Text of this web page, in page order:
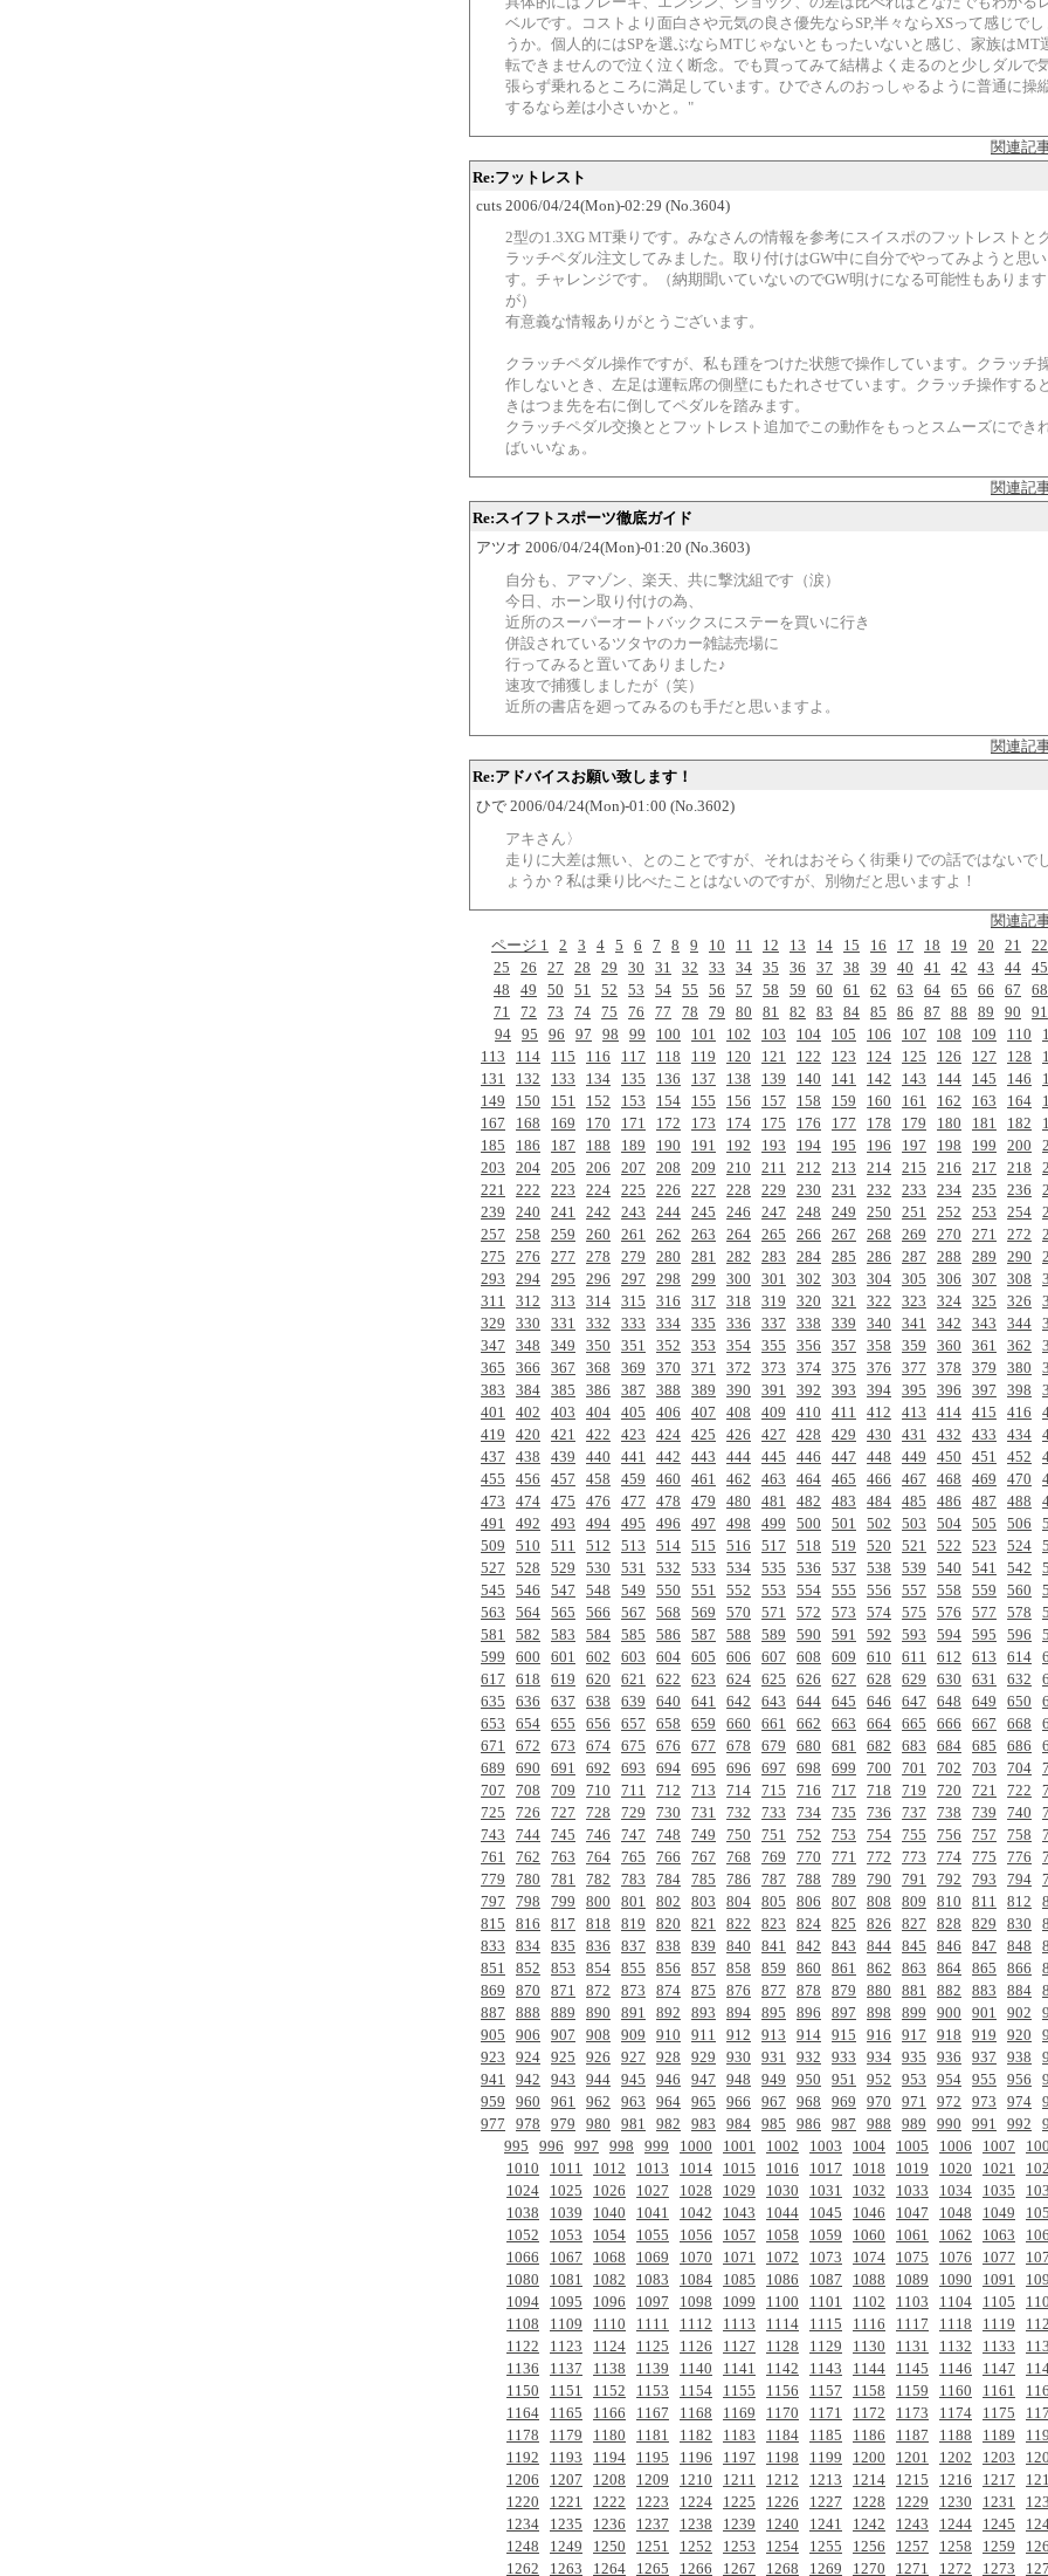
ベルです。コストより面白さや元気の良さ優先ならSP,半々ならXSって感じでし
うか。個人的にはSPを選ぶならMTじゃないともったいないと感じ、家族はMT
転できませんので泣く泣く断念。でも買ってみて結構よく走るのと少しダルで
張らず乗れるところに満足しています。ひでさんのおっしゃるように普通に操
するなら差は小さいかと。"
関連記
Re:フットレスト
cuts 2006/04/24(Mon)-02:29 (No.3604)
2型の1.3XG MT乗りです。みなさんの情報を参考にスイスポのフットレストと
ラッチペダル注文してみました。取り付けはGW中に自分でやってみようと思い
す。チャレンジです。（納期聞いていないのでGW明けになる可能性もあります
が）
有意義な情報ありがとうございます。
クラッチペダル操作ですが、私も踵をつけた状態で操作しています。クラッチ
作しないとき、左足は運転席の側壁にもたれさせています。クラッチ操作すると
きはつま先を右に倒してペダルを踏みます。
クラッチペダル交換ととフットレスト追加でこの動作をもっとスムーズにでき
ばいいなぁ。
関連記
Re:スイフトスポーツ徹底ガイド
アツオ 2006/04/24(Mon)-01:20 (No.3603)
自分も、アマゾン、楽天、共に撃沈組です（涙）
今日、ホーン取り付けの為、
近所のスーパーオートバックスにステーを買いに行き
併設されているツタヤのカー雑誌売場に
行ってみると置いてありました♪
速攻で捕獲しましたが（笑）
近所の書店を廻ってみるのも手だと思いますよ。
関連記
Re:アドバイスお願い致します！
ひで 2006/04/24(Mon)-01:00 (No.3602)
アキさん〉
走りに大差は無い、とのことですが、それはおそらく街乗りでの話ではないで
ょうか？私は乗り比べたことはないのですが、別物だと思いますよ！
関連記
ページ 1
2 3 4 5 6 7 8 9 10 11 12 13 14 15 16 17 18 19 20 21 22
25
26 27 28 29 30 31 32 33 34 35 36 37 38 39 40 41 42 43 44 45
48
49 50 51 52 53 54 55 56 57 58 59 60 61 62 63 64 65 66 67 68
71
72 73 74 75 76 77 78 79 80 81 82 83 84 85 86 87 88 89 90 91
94 95 96 97 98 99 100 101 102 103 104 105 106 107 108 109 110
113
114 115 116 117 118 119 120 121 122 123 124 125 126 127 128
131
132 133 134 135 136 137 138 139 140 141 142 143 144 145 146
149
150 151 152 153 154 155 156 157 158 159 160 161 162 163 164
167
168 169 170 171 172 173 174 175 176 177 178 179 180 181 182
185
186 187 188 189 190 191 192 193 194 195 196 197 198 199 200
203
204 205 206 207 208 209 210 211 212 213 214 215 216 217 218
221
222 223 224 225 226 227 228 229 230 231 232 233 234 235 236
239
240 241 242 243 244 245 246 247 248 249 250 251 252 253 254
257
258 259 260 261 262 263 264 265 266 267 268 269 270 271 272
275
276 277 278 279 280 281 282 283 284 285 286 287 288 289 290
293
294 295 296 297 298 299 300 301 302 303 304 305 306 307 308
311
312 313 314 315 316 317 318 319 320 321 322 323 324 325 326
329
330 331 332 333 334 335 336 337 338 339 340 341 342 343 344
347
348 349 350 351 352 353 354 355 356 357 358 359 360 361 362
365
366 367 368 369 370 371 372 373 374 375 376 377 378 379 380
383
384 385 386 387 388 389 390 391 392 393 394 395 396 397 398
401
402 403 404 405 406 407 408 409 410 411 412 413 414 415 416
419
420 421 422 423 424 425 426 427 428 429 430 431 432 433 434
437
438 439 440 441 442 443 444 445 446 447 448 449 450 451 452
455
456 457 458 459 460 461 462 463 464 465 466 467 468 469 470
473
474 475 476 477 478 479 480 481 482 483 484 485 486 487 488
491
492 493 494 495 496 497 498 499 500 501 502 503 504 505 506
509
510 511 512 513 514 515 516 517 518 519 520 521 522 523 524
527
528 529 530 531 532 533 534 535 536 537 538 539 540 541 542
545
546 547 548 549 550 551 552 553 554 555 556 557 558 559 560
563
564 565 566 567 568 569 570 571 572 573 574 575 576 577 578
581
582 583 584 585 586 587 588 589 590 591 592 593 594 595 596
599
600 601 602 603 604 605 606 607 608 609 610 611 612 613 614
617
618 619 620 621 622 623 624 625 626 627 628 629 630 631 632
635
636 637 638 639 640 641 642 643 644 645 646 647 648 649 650
653
654 655 656 657 658 659 660 661 662 663 664 665 666 667 668
671
672 673 674 675 676 677 678 679 680 681 682 683 684 685 686
689
690 691 692 693 694 695 696 697 698 699 700 701 702 703 704
707
708 709 710 711 712 713 714 715 716 717 718 719 720 721 722
725
726 727 728 729 730 731 732 733 734 735 736 737 738 739 740
743
744 745 746 747 748 749 750 751 752 753 754 755 756 757 758
761
762 763 764 765 766 767 768 769 770 771 772 773 774 775 776
779
780 781 782 783 784 785 786 787 788 789 790 791 792 793 794
797
798 799 800 801 802 803 804 805 806 807 808 809 810 811 812
815
816 817 818 819 820 821 822 823 824 825 826 827 828 829 830
833
834 835 836 837 838 839 840 841 842 843 844 845 846 847 848
851
852 853 854 855 856 857 858 859 860 861 862 863 864 865 866
869
870 871 872 873 874 875 876 877 878 879 880 881 882 883 884
887
888 889 890 891 892 893 894 895 896 897 898 899 900 901 902
905
906 907 908 909 910 911 912 913 914 915 916 917 918 919 920
923
924 925 926 927 928 929 930 931 932 933 934 935 936 937 938
941
942 943 944 945 946 947 948 949 950 951 952 953 954 955 956
959
960 961 962 963 964 965 966 967 968 969 970 971 972 973 974
977
978 979 980 981 982 983 984 985 986 987 988 989 990 991 992
995
996 997 998 999 1000 1001 1002 1003 1004 1005 1006 1007
1010
1011 1012 1013 1014 1015 1016 1017 1018 1019 1020 1021
1024
1025 1026 1027 1028 1029 1030 1031 1032 1033 1034 1035
1038
1039 1040 1041 1042 1043 1044 1045 1046 1047 1048 1049
1052
1053 1054 1055 1056 1057 1058 1059 1060 1061 1062 1063
1066
1067 1068 1069 1070 1071 1072 1073 1074 1075 1076 1077
1080
1081 1082 1083 1084 1085 1086 1087 1088 1089 1090 1091
1094
1095 1096 1097 1098 1099 1100 1101 1102 1103 1104 1105
1108
1109 1110 1111 1112 1113 1114 1115 1116 1117 1118 1119
1122
1123 1124 1125 1126 1127 1128 1129 1130 1131 1132 1133
1136
1137 1138 1139 1140 1141 1142 1143 1144 1145 1146 1147
1150
1151 1152 1153 1154 1155 1156 1157 1158 1159 1160 1161
1164
1165 1166 1167 1168 1169 1170 1171 1172 1173 1174 1175
1178
1179 1180 1181 1182 1183 1184 1185 1186 1187 1188 1189
1192
1193 1194 1195 1196 1197 1198 1199 1200 1201 1202 1203
1206
1207 1208 1209 1210 1211 1212 1213 1214 1215 1216 1217
1220
1221 1222 1223 1224 1225 1226 1227 1228 1229 1230 1231
1234
1235 1236 1237 1238 1239 1240 1241 1242 1243 1244 1245
1248
1249 1250 1251 1252 1253 1254 1255 1256 1257 1258 1259
1262
1263 1264 1265 1266 1267 1268 1269 1270 1271 1272 1273